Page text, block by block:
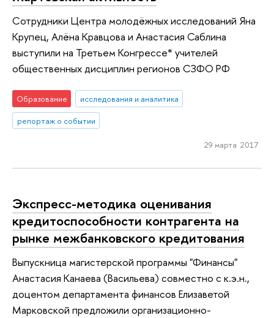
Сотрудники Центра молодёжных исследований Яна
Крупец, Алёна Кравцова и Анастасия Саблина
выступили на Третьем Конгрессе* учителей
общественных дисциплин регионов СЗФО РФ
Образование
исследования и аналитика
репортаж о событии
29 марта 2017
Экспресс-методика оценивания
кредитоспособности контрагента на
рынке межбанковского кредитования
Выпускница магистерской программы "Финансы"
Анастасия Канаева (Васильева) совместно с к.э.н.,
доцентом департамента финансов Елизаветой
Марковской предложили организационно-